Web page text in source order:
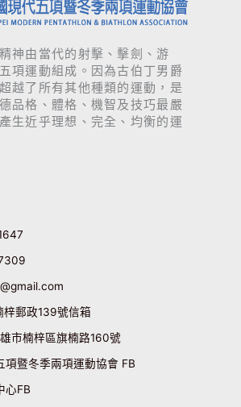
神由當代的射擊、擊劍、游
項運動組成。因為古伯丁男爵
越了所有其他種類的運動，是
品格、體格、機智及技巧最嚴
生近乎理想、完全、均衡的運
梓郵政139號信箱
市楠梓區旗楠路160號
項暨冬季兩項運動協會 FB
心FB